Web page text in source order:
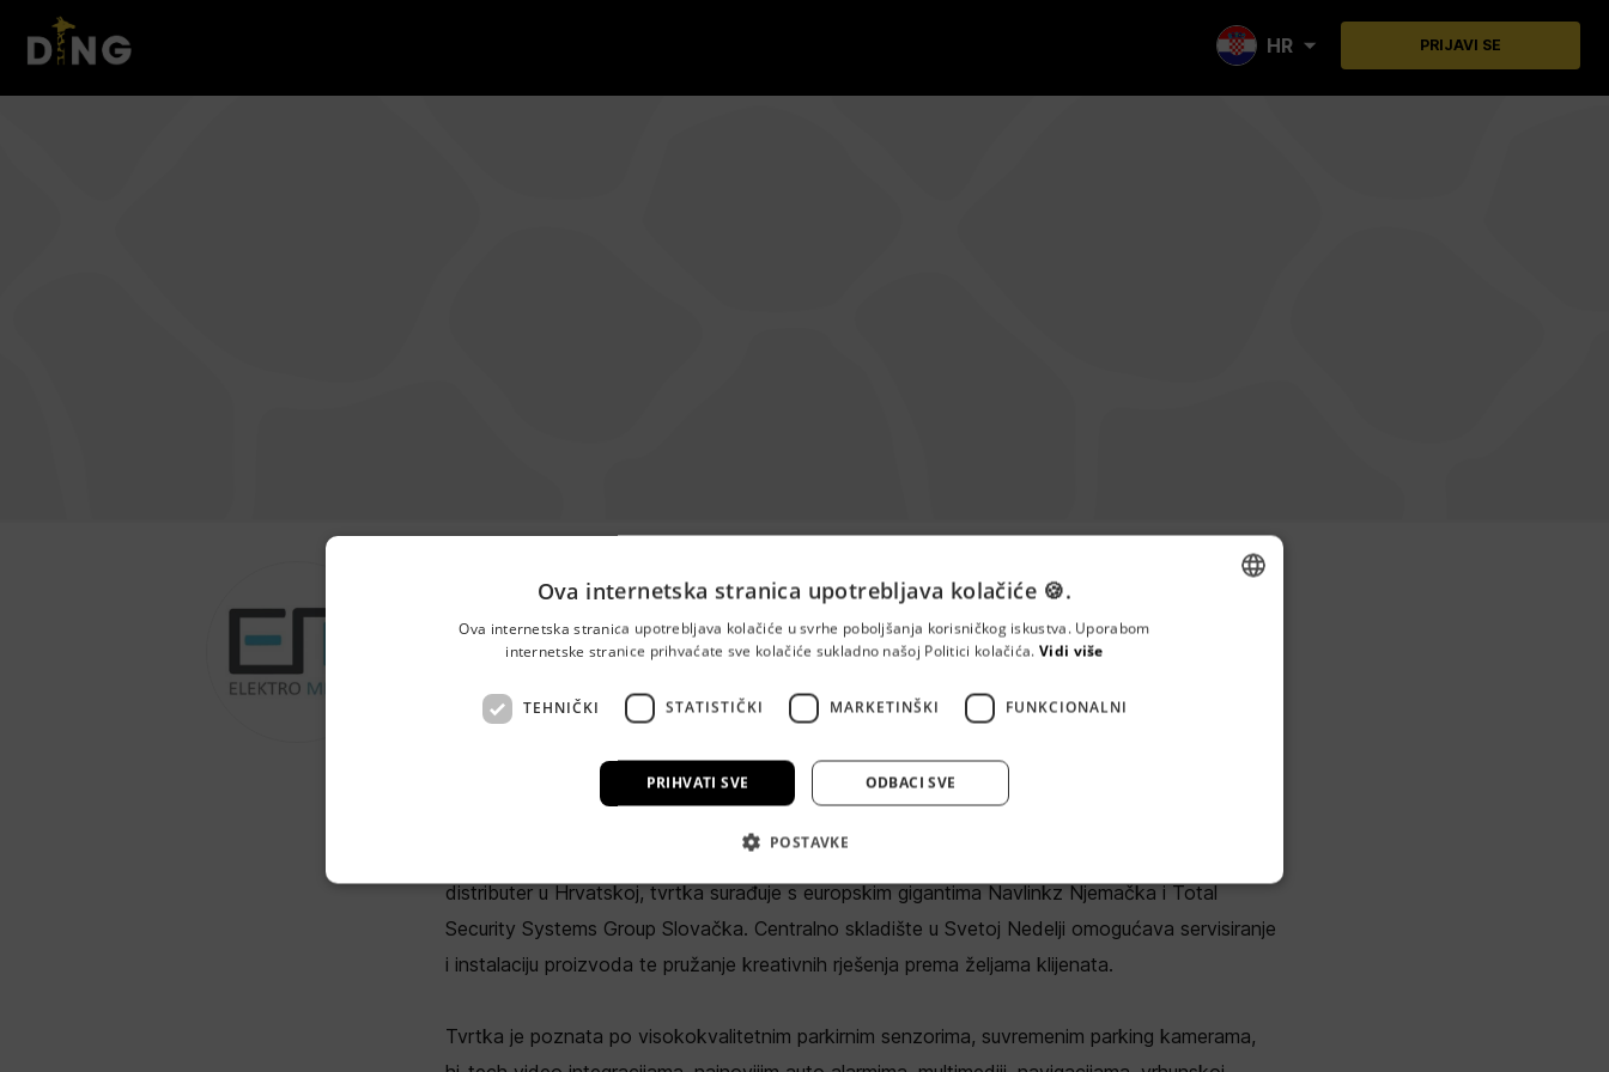
PRIJAVI SE
HR
ELEKTROMEDIA VL. IGOR
GAJSKI
ELEKTROMEDIA VL. IGOR GAJSKI, 10434 Strmec Samoborski
auto opreme, uključujući parkirne kamere, senzore, auto alarme i prateću opremu. Kao vodeći
distributer u Hrvatskoj, tvrtka surađuje s europskim gigantima Navlinkz Njemačka i Total
Security Systems Group Slovačka. Centralno skladište u Svetoj Nedelji omogućava servisiranje
i instalaciju proizvoda te pružanje kreativnih rješenja prema željama klijenata.
Tvrtka je poznata po visokokvalitetnim parkirnim senzorima, suvremenim parking kamerama,
Ova internetska stranica upotrebljava kolačiće 🍪.
Ova internetska stranica upotrebljava kolačiće u svrhe poboljšanja korisničkog iskustva. Uporabom
internetske stranice prihvaćate sve kolačiće sukladno našoj Politici kolačića. Vidi više
TEHNIČKI STATISTIČKI MARKETINŠKI FUNKCIONALNI
PRIHVATI SVE ODBACI SVE
POSTAVKE